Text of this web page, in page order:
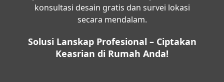
konsultasi desain gratis dan survei lokasi
secara mendalam.
Solusi Lanskap Profesional – Ciptakan
Keasrian di Rumah Anda!